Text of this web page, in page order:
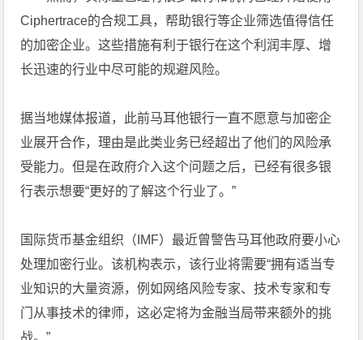
Ciphertrace的合规工具，帮助银行等企业筛选值得信任
的加密企业。这些措施有利于银行在这个利润丰厚、增
长迅速的行业中尽可能的规避风险。
据当地媒体报道，此前马耳他银行一直不愿意与加密企
业展开合作，理由是此类业务已经超出了他们的风险承
受能力。但是在政府介入这个问题之后，已经有很多银
行表示想要“更好的了解这个行业了。”
国际货币基金组织（IMF）最近曾警告马耳他政府要小心
处理加密行业。该机构表示，该行业将需要“拥有适当专
业知识的大量资源，例如网络风险专家、技术专家和专
门从事技术的律师，这必定将为金融当局带来额外的挑